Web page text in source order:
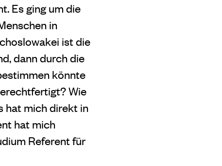
Es ging um die
in
ist die
dann durch die
könnte
Wie
hat mich direkt in
hat mich
Referent für